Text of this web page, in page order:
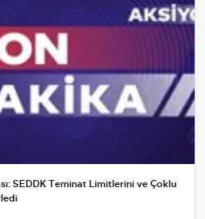
SEDDK Teminat Limitlerini ve Çoklu